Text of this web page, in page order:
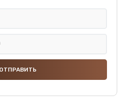
капучинатора
или декальцинация